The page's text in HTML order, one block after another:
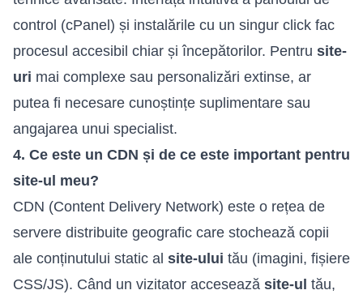
control (cPanel) și instalările cu un singur click fac
procesul accesibil chiar și începătorilor. Pentru site-
uri mai complexe sau personalizări extinse, ar
putea fi necesare cunoștințe suplimentare sau
angajarea unui specialist.
4. Ce este un CDN și de ce este important pentru
site-ul meu?
CDN (Content Delivery Network) este o rețea de
servere distribuite geografic care stochează copii
ale conținutului static al site-ului tău (imagini, fișiere
CSS/JS). Când un vizitator accesează site-ul tău,